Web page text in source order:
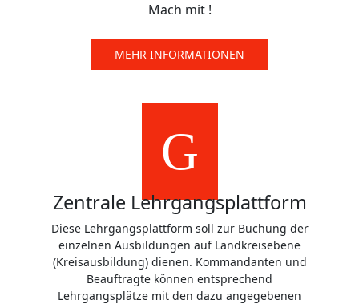
Mach mit !
MEHR INFORMATIONEN
Zentrale Lehrgangsplattform
Diese Lehrgangsplattform soll zur Buchung der
einzelnen Ausbildungen auf Landkreisebene
(Kreisausbildung) dienen. Kommandanten und
Beauftragte können entsprechend
Lehrgangsplätze mit den dazu angegebenen